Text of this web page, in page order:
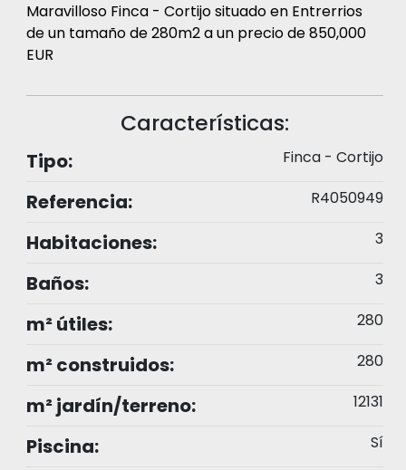
Maravilloso Finca - Cortijo situado en Entrerrios
de un tamaño de 280m2 a un precio de 850,000
EUR
Características:
Tipo: Finca - Cortijo
Referencia: R4050949
Habitaciones: 3
Baños: 3
m² útiles: 280
m² construidos: 280
m² jardín/terreno: 12131
Piscina: Sí